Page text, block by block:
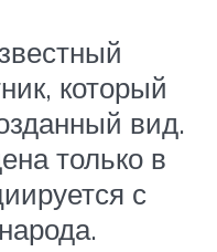
который
вид.
только в
с